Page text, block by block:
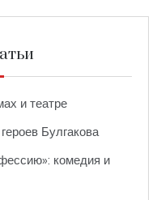
и театре
Булгакова
комедия и